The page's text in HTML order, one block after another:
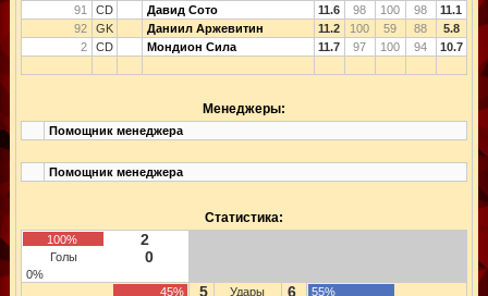
91
CD Давид Сото 11.6 98 100 98
11.1
92
GK Даниил Аржевитин 11.2 100 59 88
5.8
2
CD Мондион Сила 11.7 97 100 94 10.7
Менеджеры:
Помощник менеджера
Помощник менеджера
Статистика:
100% 2
Голы 0
0%
45%
5 Удары 6
55%